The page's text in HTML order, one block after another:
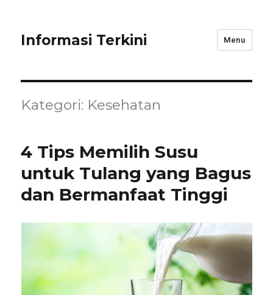
Informasi Terkini Menu
Kategori: Kesehatan
4 Tips Memilih Susu
untuk Tulang yang Bagus
dan Bermanfaat Tinggi